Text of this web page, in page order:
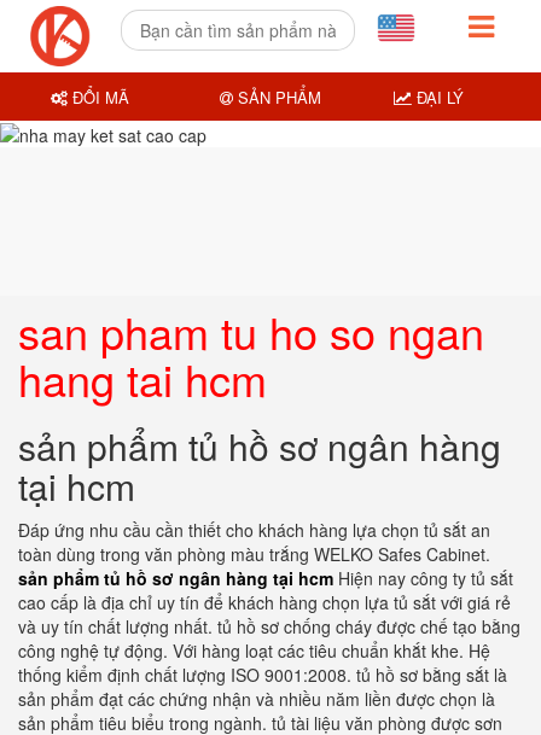
san pham tu ho so ngan
hang tai hcm
sản phẩm tủ hồ sơ ngân hàng
tại hcm
Đáp ứng nhu cầu cần thiết cho khách hàng lựa chọn tủ sắt an
toàn dùng trong văn phòng màu trắng WELKO Safes Cabinet.
sản phẩm tủ hồ sơ ngân hàng tại hcm Hiện nay công ty tủ sắt
cao cấp là địa chỉ uy tín để khách hàng chọn lựa tủ sắt với giá rẻ
và uy tín chất lượng nhất. tủ hồ sơ chống cháy được chế tạo bằng
công nghệ tự động. Với hàng loạt các tiêu chuẩn khắt khe. Hệ
thống kiểm định chất lượng ISO 9001:2008. tủ hồ sơ bằng sắt là
sản phẩm đạt các chứng nhận và nhiều năm liền được chọn là
sản phẩm tiêu biểu trong ngành. tủ tài liệu văn phòng được sơn
ĐỔI MÃ SẢN PHẨM ĐẠI LÝ